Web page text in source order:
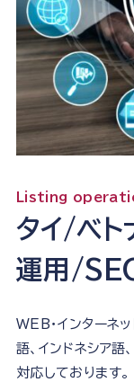
Listing
タイ/ベト
運用/
WEB・インターネ
語、インドネシア語
対応しております。